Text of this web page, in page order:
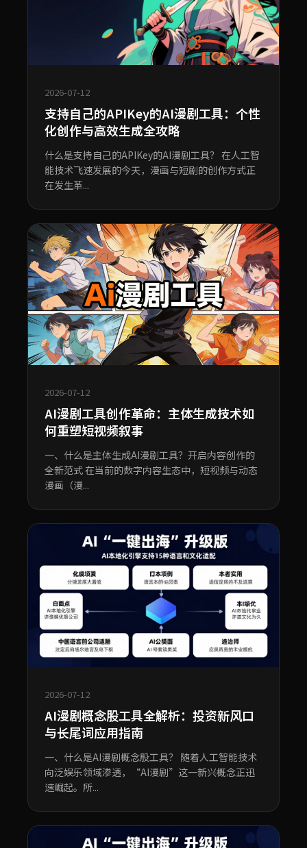
2026-07-12
支持自己的APIKey的AI漫剧工具：个性
化创作与高效生成全攻略
什么是支持自己的APIKey的AI漫剧工具？ 在人工智
能技术飞速发展的今天，漫画与短剧的创作方式正
在发生革...
2026-07-12
AI漫剧工具创作革命：主体生成技术如
何重塑短视频叙事
一、什么是主体生成AI漫剧工具？开启内容创作的
全新范式 在当前的数字内容生态中，短视频与动态
漫画（漫...
2026-07-12
AI漫剧概念股工具全解析：投资新风口
与长尾词应用指南
一、什么是AI漫剧概念股工具？ 随着人工智能技术
向泛娱乐领域渗透，“AI漫剧”这一新兴概念正迅
速崛起。所...